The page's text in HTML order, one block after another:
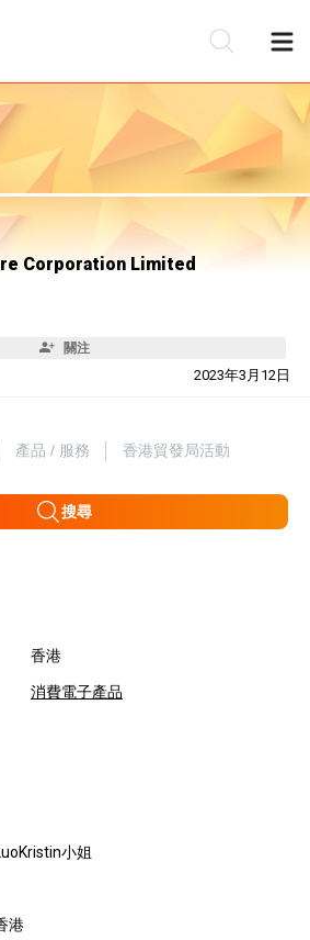
Corporation Limited
關注
2023年3月12日
產品 / 服務 香港貿發局活動
搜尋
香港
消費電子產品
小姐
港